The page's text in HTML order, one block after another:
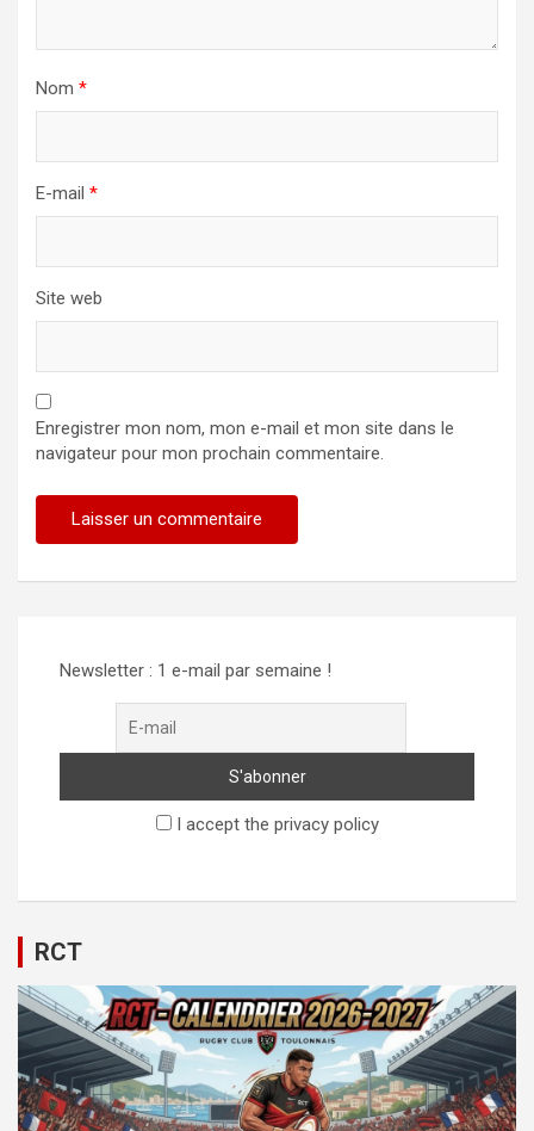
Nom *
E-mail *
Site web
Enregistrer mon nom, mon e-mail et mon site dans le
navigateur pour mon prochain commentaire.
Newsletter : 1 e-mail par semaine !
I accept the privacy policy
RCT